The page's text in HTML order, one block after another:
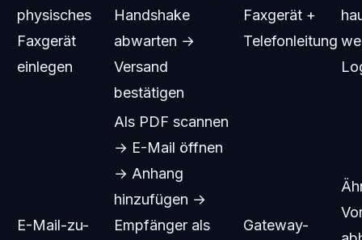
physisches
Faxgerät
einlegen
Handshake
abwarten →
Versand
bestätigen
Faxgerät +
Telefonleitung
E-Mail-zu-
Als PDF scannen
→ E-Mail öffnen
→ Anhang
hinzufügen →
Empfänger als
Gateway-